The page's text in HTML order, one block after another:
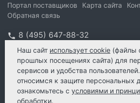
Портал поставщиков
Карта сайта
Обратная связь
8 (495) 647-88-32
info@kform.ru
info@kform.ru
e-mail
Наш сайт использует cookie (файлы
прошлых посещениях сайта) для
сервисов и удобства
относимся к защите персональных
ознакомьтесь с условиями и
обработки.